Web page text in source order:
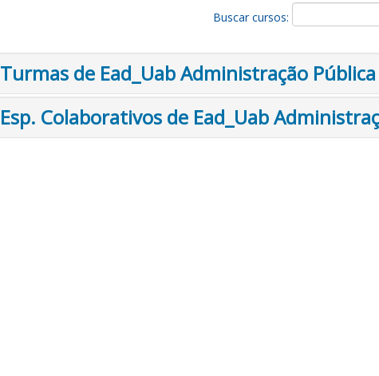
Buscar cursos:
Turmas de Ead_Uab Administração
Esp. Colaborativos de Ead_Uab